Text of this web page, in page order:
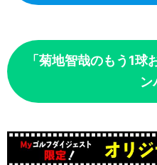
「菊地智哉のもう1
ン